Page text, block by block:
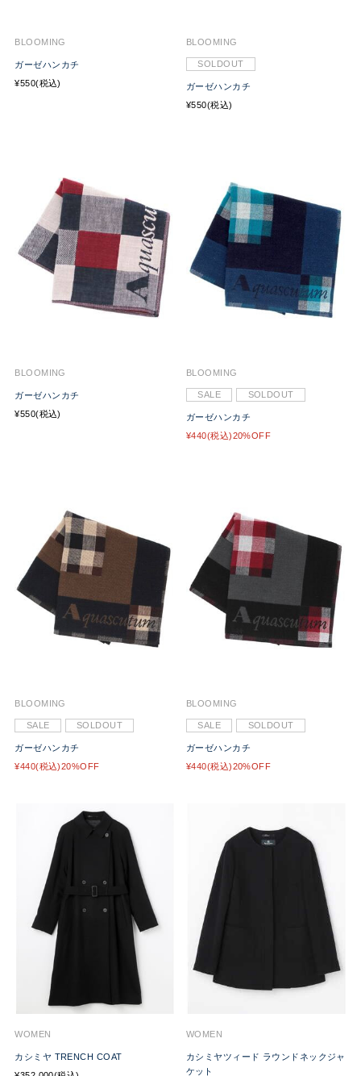
BLOOMING
ガーゼハンカチ
¥550(税込)
BLOOMING
SOLDOUT
ガーゼハンカチ
¥550(税込)
BLOOMING
ガーゼハンカチ
¥550(税込)
BLOOMING
SALE SOLDOUT
ガーゼハンカチ
¥440(税込)20%OFF
BLOOMING
SALE SOLDOUT
ガーゼハンカチ
¥440(税込)20%OFF
BLOOMING
SALE SOLDOUT
ガーゼハンカチ
¥440(税込)20%OFF
WOMEN
カシミヤ TRENCH COAT
WOMEN
カシミヤツィード ラウンドネックジャ
ケット